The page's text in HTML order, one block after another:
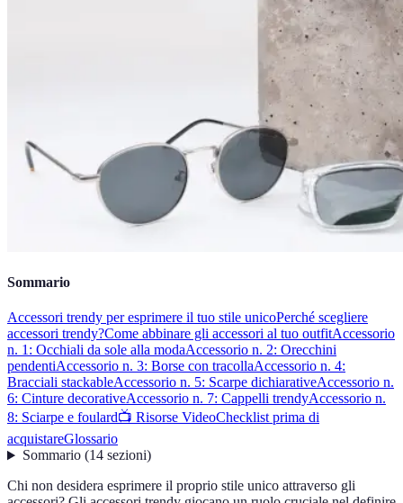
Sommario
Accessori trendy per esprimere il tuo stile unicoPerché scegliere
accessori trendy?Come abbinare gli accessori al tuo outfitAccessorio
n. 1: Occhiali da sole alla modaAccessorio n. 2: Orecchini
pendentiAccessorio n. 3: Borse con tracollaAccessorio n. 4:
Bracciali stackableAccessorio n. 5: Scarpe dichiarativeAccessorio n.
6: Cinture decorativeAccessorio n. 7: Cappelli trendyAccessorio n.
8: Sciarpe e foulard📺 Risorse VideoChecklist prima di
acquistareGlossario
Sommario(14 sezioni)
Chi non desidera esprimere il proprio stile unico attraverso gli